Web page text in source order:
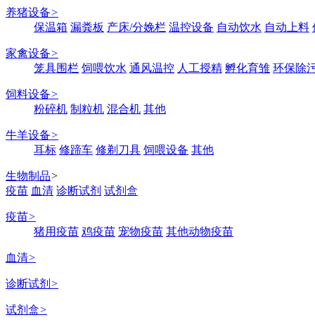
养猪设备>
保温箱 漏粪板 产床/分娩栏 温控设备 自动饮水 自动上料
家禽设备>
笼具围栏 饲喂饮水 通风温控 人工授精 孵化育雏 环保除
饲料设备>
粉碎机 制粒机 混合机 其他
牛羊设备>
耳标 修蹄车 修剃刀具 饲喂设备 其他
生物制品>
疫苗 血清 诊断试剂 试剂盒
疫苗>
猪用疫苗 鸡疫苗 宠物疫苗 其他动物疫苗
血清>
诊断试剂 >
试剂盒>